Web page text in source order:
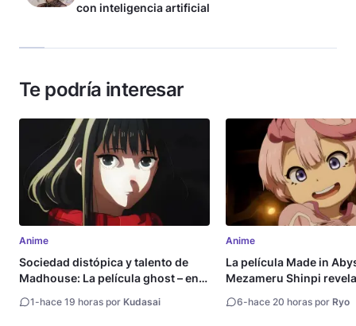
con inteligencia artificial
Te podría interesar
Anime
Sociedad distópica y talento de
Madhouse: La película ghost – end
1-hace 19 horas por Kudasai
Anime
La película Made in
Mezameru Shinpi
6-hace 20 horas por Ryo